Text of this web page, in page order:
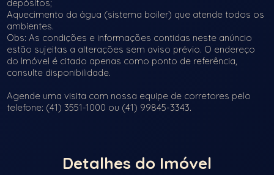
depósitos;
Aquecimento da água (sistema boiler) que atende todos os
ambientes.
Obs: As condições e informações contidas neste anúncio
estão sujeitas a alterações sem aviso prévio. O endereço
do Imóvel é citado apenas como ponto de referência,
consulte disponibilidade.
Agende uma visita com nossa equipe de corretores pelo
telefone: (41) 3551-1000 ou (41) 99845-3343.
Detalhes do Imóvel